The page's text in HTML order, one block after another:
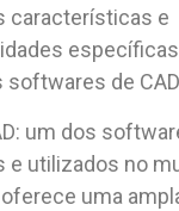
características e
softwares de
um dos
e utilizados no
uma